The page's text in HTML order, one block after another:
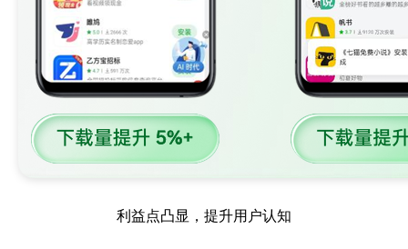
利益点凸显，提升用户认知